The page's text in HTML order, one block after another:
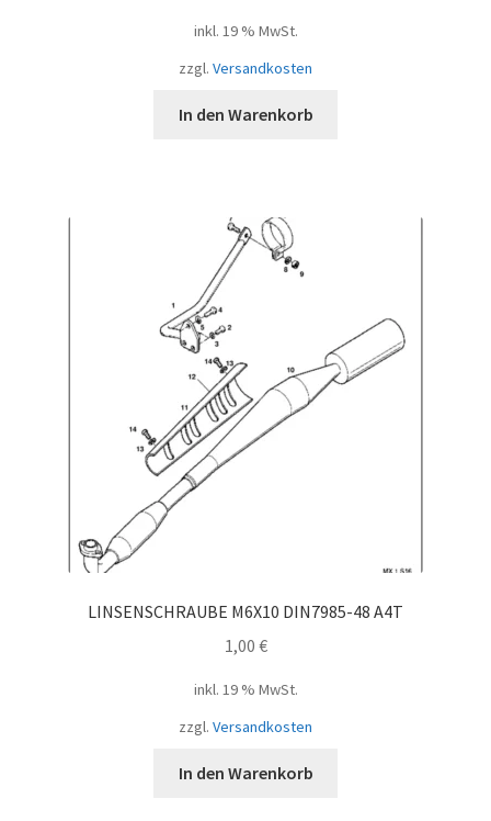
inkl. 19 % MwSt.
zzgl. Versandkosten
In den Warenkorb
LINSENSCHRAUBE M6X10 DIN7985-48 A4T
1,00 €
inkl. 19 % MwSt.
zzgl. Versandkosten
In den Warenkorb